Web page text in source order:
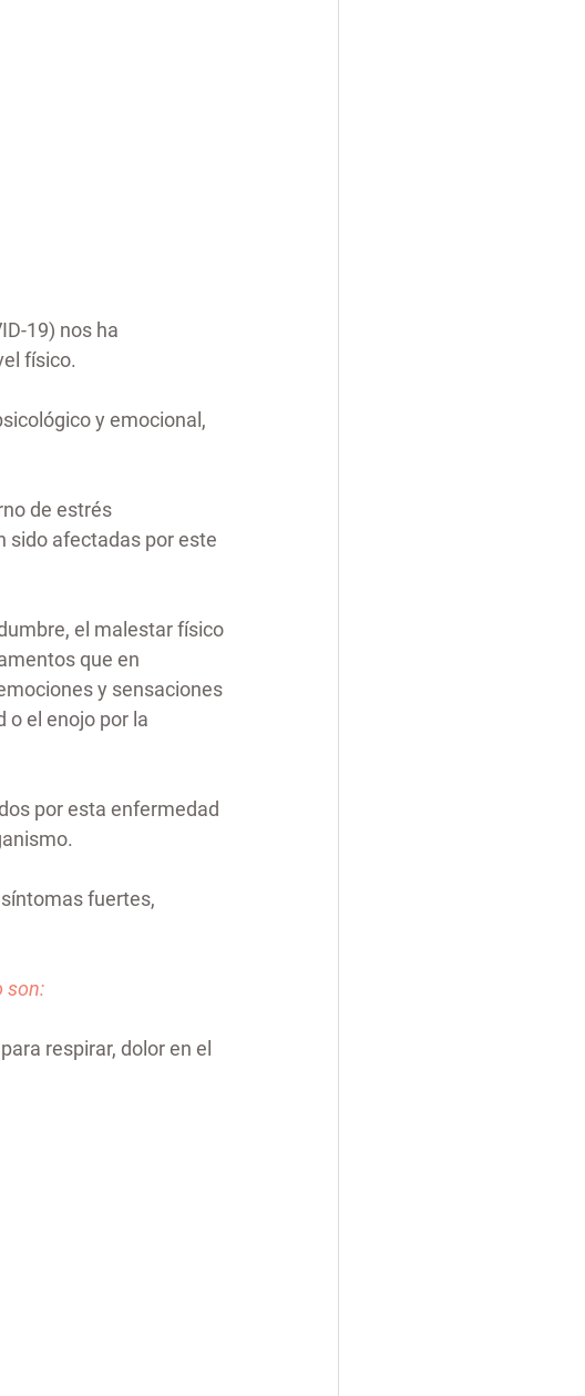
19) nos ha
físico.
y emocional,
de estrés
sido afectadas por este
el malestar físico
que en
y sensaciones
o el enojo por la
por esta enfermedad
fuertes,
son:
respirar, dolor en el